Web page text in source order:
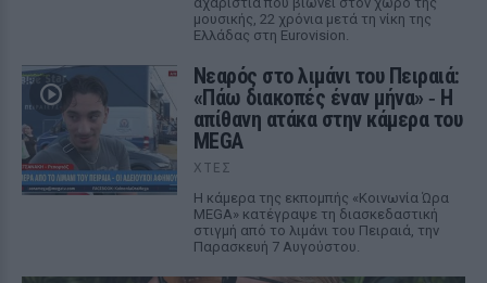
μουσικής, 22 χρόνια μετά τη νίκη της
Ελλάδας στη Eurovision.
Νεαρός στο λιμάνι του Πειραιά:
«Πάω διακοπές έναν μήνα» ‑ Η
απίθανη ατάκα στην κάμερα του
MEGA
ΧΤΕΣ
Η κάμερα της εκπομπής «Κοινωνία Ώρα
MEGA» κατέγραψε τη διασκεδαστική
στιγμή από το λιμάνι του Πειραιά, την
Παρασκευή 7 Αυγούστου.